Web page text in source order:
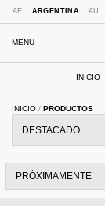
AE ARGENTINA AU
MENU
INICIO
INICIO / PRODUCTOS
PRÓXIMAMENTE